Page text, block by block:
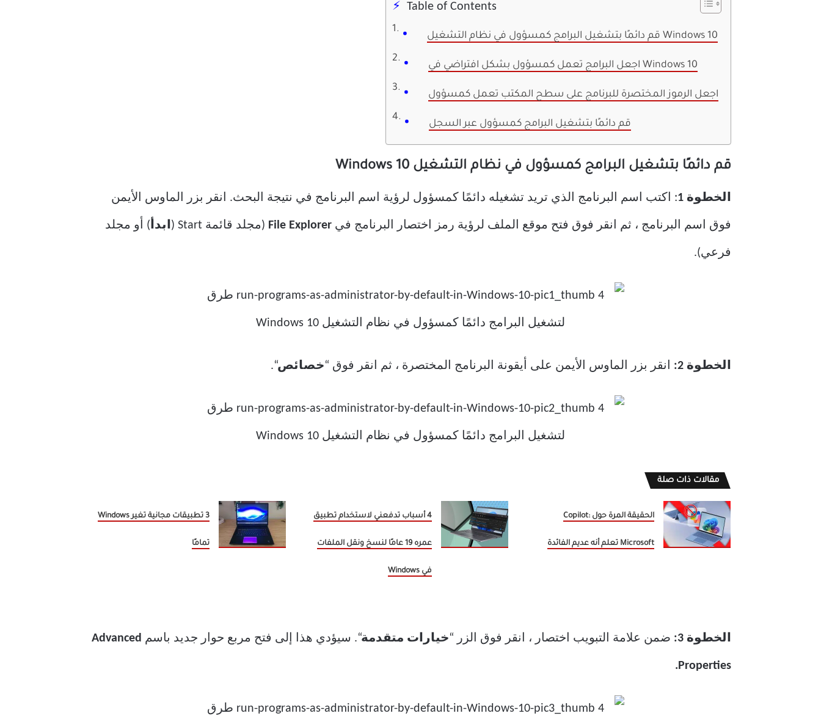
Table of Contents
قم دائمًا بتشغيل البرامج كمسؤول في نظام التشغيل Windows 10
اجعل البرامج تعمل كمسؤول بشكل افتراضي في Windows 10
اجعل الرموز المختصرة للبرنامج على سطح المكتب تعمل كمسؤول
قم دائمًا بتشغيل البرامج كمسؤول عبر السجل
قم دائمًا بتشغيل البرامج كمسؤول في نظام التشغيل Windows 10
الخطوة 1 : اكتب اسم البرنامج الذي تريد تشغيله دائمًا كمسؤول لرؤية اسم البرنامج في نتيجة البحث. انقر بزر الماوس الأيمن
فوق اسم البرنامج ، ثم انقر فوق فتح موقع الملف لرؤية رمز اختصار البرنامج في File Explorer (مجلد قائمة Start ( ابدأ) أو مجلد
فرعي).
الخطوة 2: انقر بزر الماوس الأيمن على أيقونة البرنامج المختصرة ، ثم انقر فوق “خصائص“.
مقالات ذات صلة
الحقيقة المرة حول Copilot:
Microsoft تعلم أنه عديم الفائدة
4 أسباب تدفعني لاستخدام تطبيق
عمره 19 عامًا لنسخ ونقل الملفات
في Windows
3 تطبيقات مجانية تغير Windows
تمامًا
الخطوة 3: ضمن علامة التبويب اختصار ، انقر فوق الزر “خيارات متقدمة“. سيؤدي هذا إلى فتح مربع حوار جديد باسم Advanced
Properties.